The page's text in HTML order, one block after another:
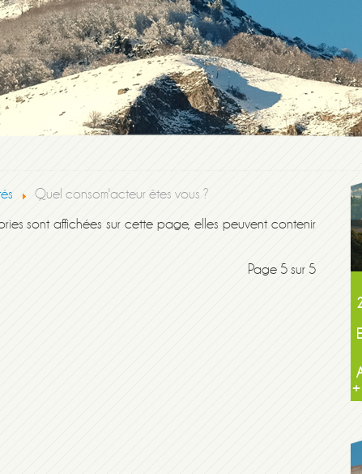
Quel consom'acteur êtes vous ?
sont affichées sur cette page, elles peuvent contenir
Page 5 sur 5
+